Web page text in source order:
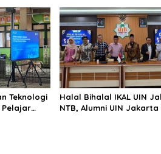
Teknologi
Pelajar
Halal Bihalal IKAL UIN
NTB, Alumni UIN